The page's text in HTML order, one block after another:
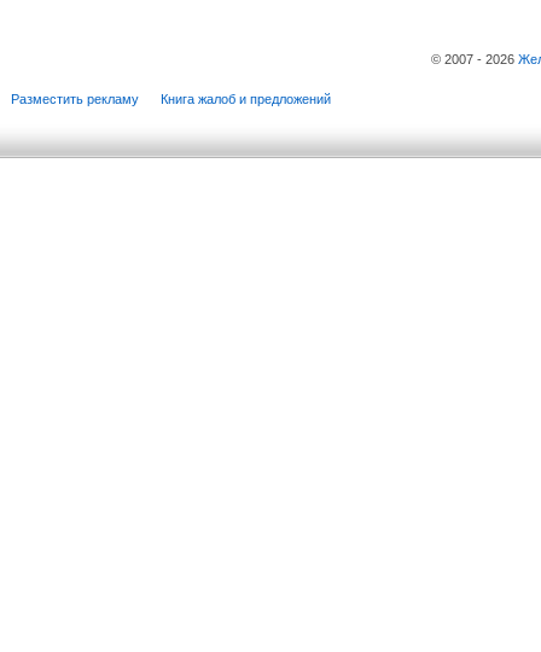
© 2007 - 2026
Разместить рекламу Книга жалоб и предложений